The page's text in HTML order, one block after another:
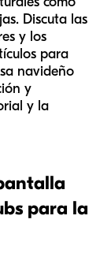
Discuta las
y los
para
navideño
y
y la
para la